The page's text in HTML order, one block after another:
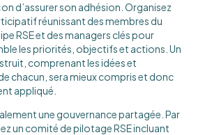
d’assurer son adhésion. Organisez
réunissant des membres du
RSE et des managers clés pour
les priorités, objectifs et actions. Un
comprenant les idées et
chacun, sera mieux compris et donc
appliqué.
une gouvernance partagée. Par
un comité de pilotage RSE incluant